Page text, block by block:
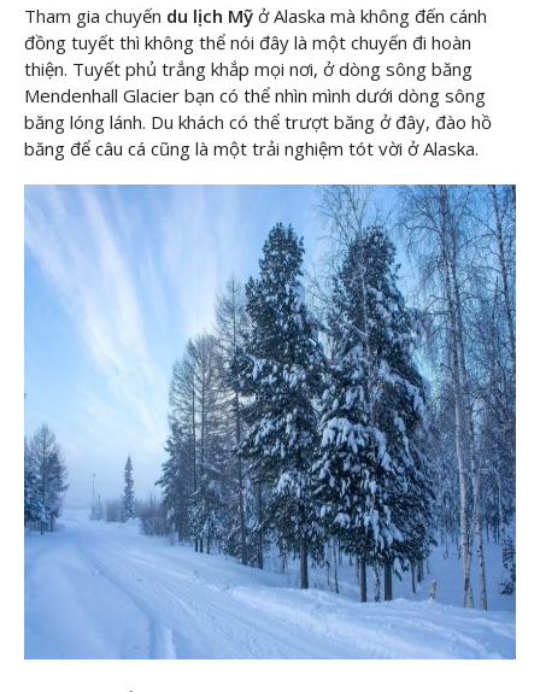
Tham gia chuyến du lịch Mỹ ở Alaska mà không đến cánh
đồng tuyết thì không thể nói đây là một chuyến đi hoàn
thiện. Tuyết phủ trắng khắp mọi nơi, ở dòng sông băng
Mendenhall Glacier bạn có thể nhìn mình dưới dòng sông
băng lóng lánh. Du khách có thể trượt băng ở đây, đào hồ
băng để câu cá cũng là một trải nghiệm tót vời ở Alaska.